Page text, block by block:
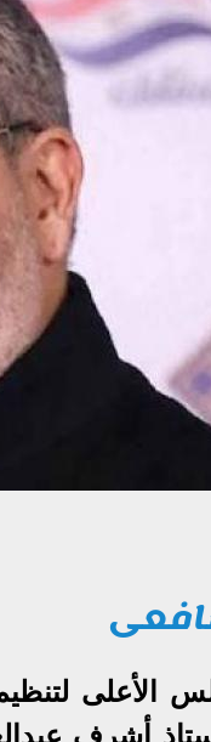
الأعلى
أشرف